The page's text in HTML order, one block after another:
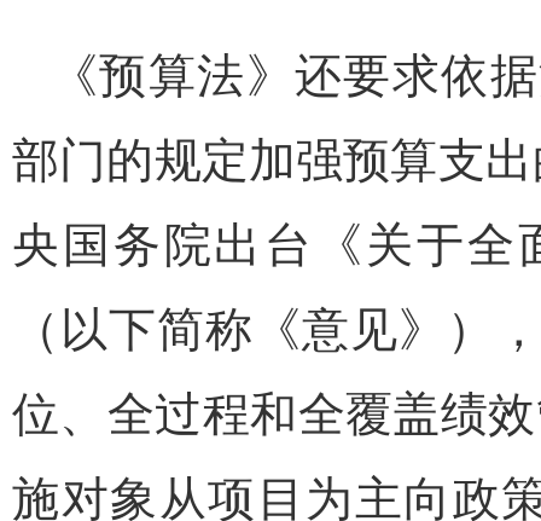
《预算法》还要求依
部门的规定加强预算支
央国务院出台《关于全
（以下简称《意见》）
位、全过程和全覆盖绩
施对象从项目为主向政